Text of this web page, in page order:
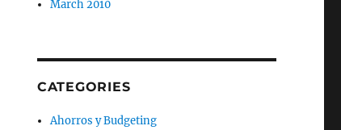
March 2010
CATEGORIES
Ahorros y Budgeting